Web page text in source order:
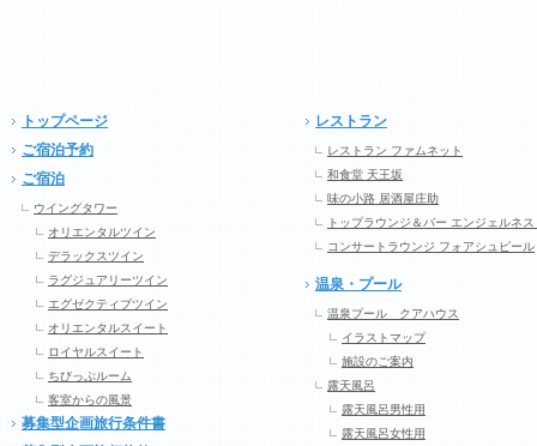
トップページ
ご宿泊予約
ご宿泊
ウイングタワー
オリエンタルツイン
デラックスツイン
ラグジュアリーツイン
エグゼクティブツイン
オリエンタルスイート
ロイヤルスイート
ちびっぷルーム
客室からの風景
募集型企画旅行条件書
レストラン
レストラン ファムネット
和食堂 天王坂
味の小路 居酒屋庄助
トップラウンジ＆バー エンジェルネス
コンサートラウンジ フォアシュピール
温泉・プール
温泉プール クアハウス
イラストマップ
施設のご案内
露天風呂
露天風呂男性用
露天風呂女性用